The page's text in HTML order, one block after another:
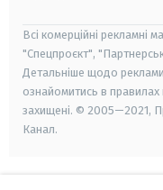
Всі комерційні рекламні
"Спецпроєкт",
Детальніше щодо
ознайомитись в правилах
захищені. © 2005—2021,
Канал.